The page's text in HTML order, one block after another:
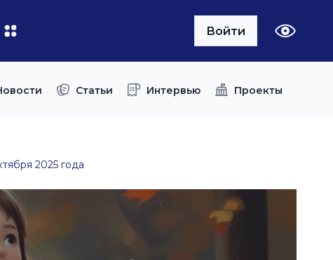
Войти
Статьи Интервью Проекты
2025 года